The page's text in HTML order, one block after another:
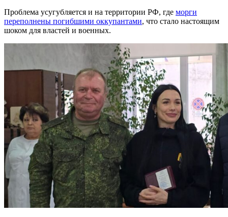
Проблема усугубляется и на территории РФ, где морги
переполнены погибшими оккупантами, что стало настоящим
шоком для властей и военных.